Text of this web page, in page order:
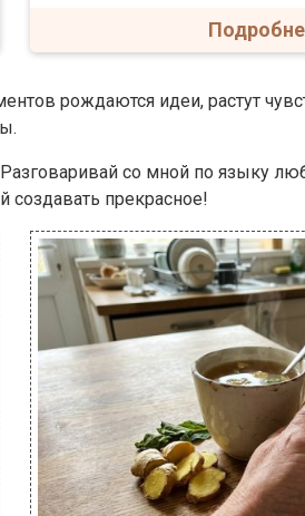
рождаются идеи, растут
со мной по языку
прекрасное!